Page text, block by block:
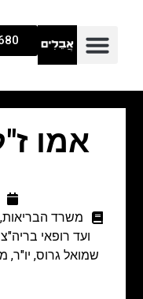
אמו
משרד הבריאות,
ועד רופאי
שמואל גרוס,